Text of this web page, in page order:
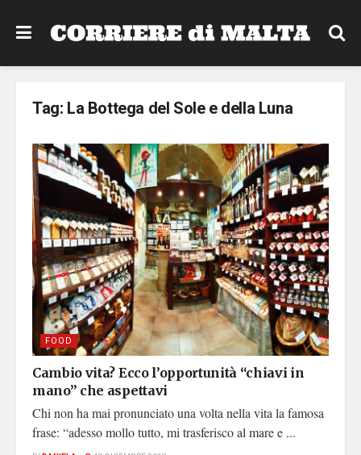
Tag: La Bottega del Sole e della Luna
FOOD
Cambio vita? Ecco l’opportunità “chiavi in
mano” che aspettavi
Chi non ha mai pronunciato una volta nella vita la famosa
frase: “adesso mollo tutto, mi trasferisco al mare e ...